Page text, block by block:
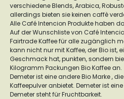
verschiedene Blends, Arabica,
allerdings bieten sie keinen caffè
Alle Café Intencion Produkte haben
Auf der Wunschliste von Café
Fairtrade Kaffee für alle zugänglich
kann nicht nur mit Kaffee, der Bio ist,
Geschmack hat, punkten, sondern
Kilogramm Packungen Bio Kaffee an.
Demeter ist eine andere Bio Marke ,
Kaffeepulver anbietet. Demeter ist
Demeter steht für Fruchtbarkeit.